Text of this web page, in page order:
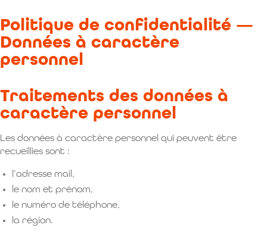
Politique de confidentialité —
Données à caractère
personnel
Traitements des données à
caractère personnel
Les données à caractère personnel qui peuvent être
recueillies sont :
l’adresse mail,
le nom et prénom,
le numéro de téléphone,
la région.